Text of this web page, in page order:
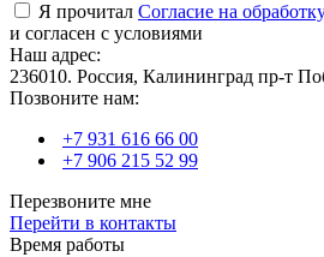
Я прочитал Согласие на
и согласен с условиями
Наш адрес:
236010. Россия, Калининград пр-т
Позвоните нам:
+7 931 616 66 00
+7 906 215 52 99
Перезвоните мне
Перейти в контакты
Время работы